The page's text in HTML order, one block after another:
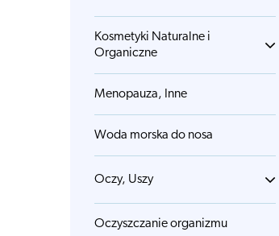
Kosmetyki Naturalne i
Organiczne
Menopauza, Inne
Woda morska do nosa
Oczy, Uszy
Oczyszczanie organizmu